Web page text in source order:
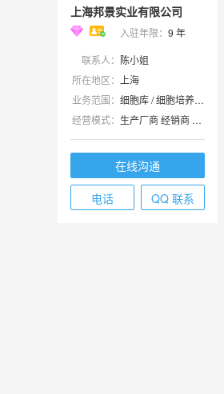
上海邦景实业有限公司
入驻年限： 9 年
联系人： 陈小姐
所在地区：
上海
业务范围：
细胞库 / 细胞培养、试剂、实验室仪器 / 设备、技术服务、耗材
经营模式：
生产厂商 经销商 代理商
在线沟通
电话 QQ 联系